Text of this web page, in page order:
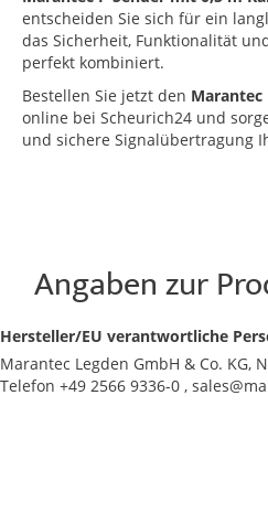
entscheiden Sie sich für ein
das Sicherheit, Funktionalität
perfekt kombiniert.
Bestellen Sie jetzt den Marantec
online bei Scheurich24 und
und sichere Signalübertragung
Angaben zur
Hersteller/EU verantwortliche
Marantec Legden GmbH & Co. KG,
Telefon +49 2566 9336-0 ,